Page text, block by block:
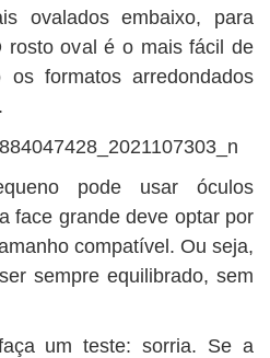
ovalados embaixo, para
rosto oval é o mais fácil de
os formatos arredondados
pode usar óculos
face grande deve optar por
compatível. Ou seja,
sempre equilibrado, sem
um teste: sorria. Se a